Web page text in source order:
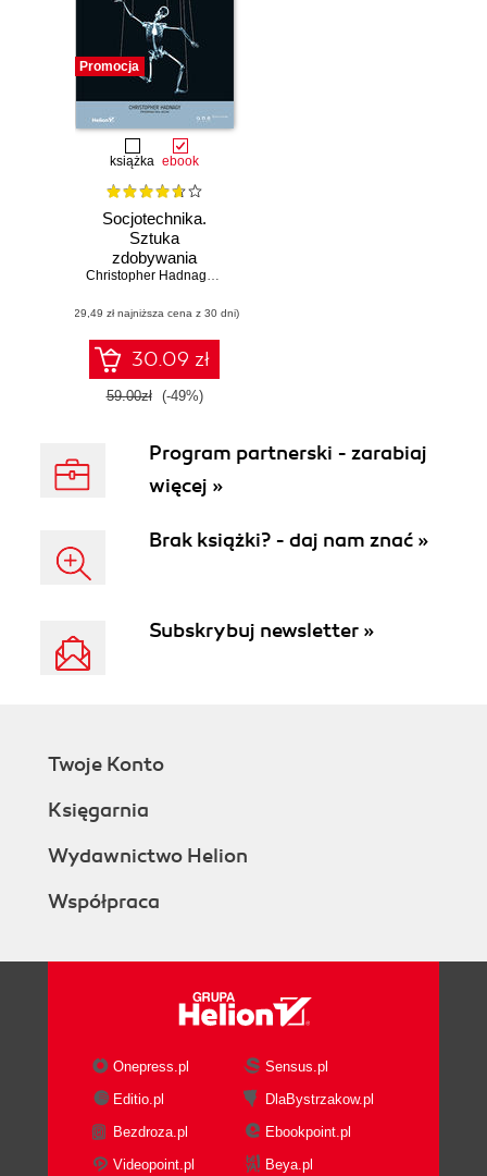
Promocja
książka ebook
Socjotechnika.
Sztuka
zdobywania
władzy nad
Christopher Hadnagy
,
(29,49 zł najniższa cena z 30 dni)
30.09 zł
59.00zł (-49%)
Program partnerski - zarabiaj
więcej »
Brak książki? - daj nam znać »
Subskrybuj newsletter »
Twoje Konto
Księgarnia
Wydawnictwo Helion
Współpraca
Onepress.pl
Sensus.pl
Editio.pl
DlaBystrzakow.pl
Bezdroza.pl
Ebookpoint.pl
Videopoint.pl
Beya.pl